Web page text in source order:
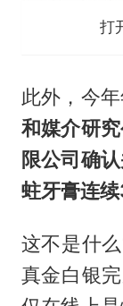
打
此外，今年
和媒介研
限公司确
蛀牙膏连续
这不是什
真金白银